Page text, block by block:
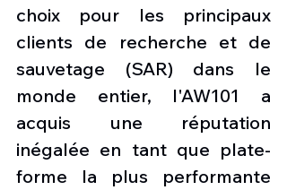
choix pour les principaux
clients de recherche et de
sauvetage (SAR) dans le
monde entier, l'AW101 a
acquis une réputation
inégalée en tant que plate-
forme la plus performante